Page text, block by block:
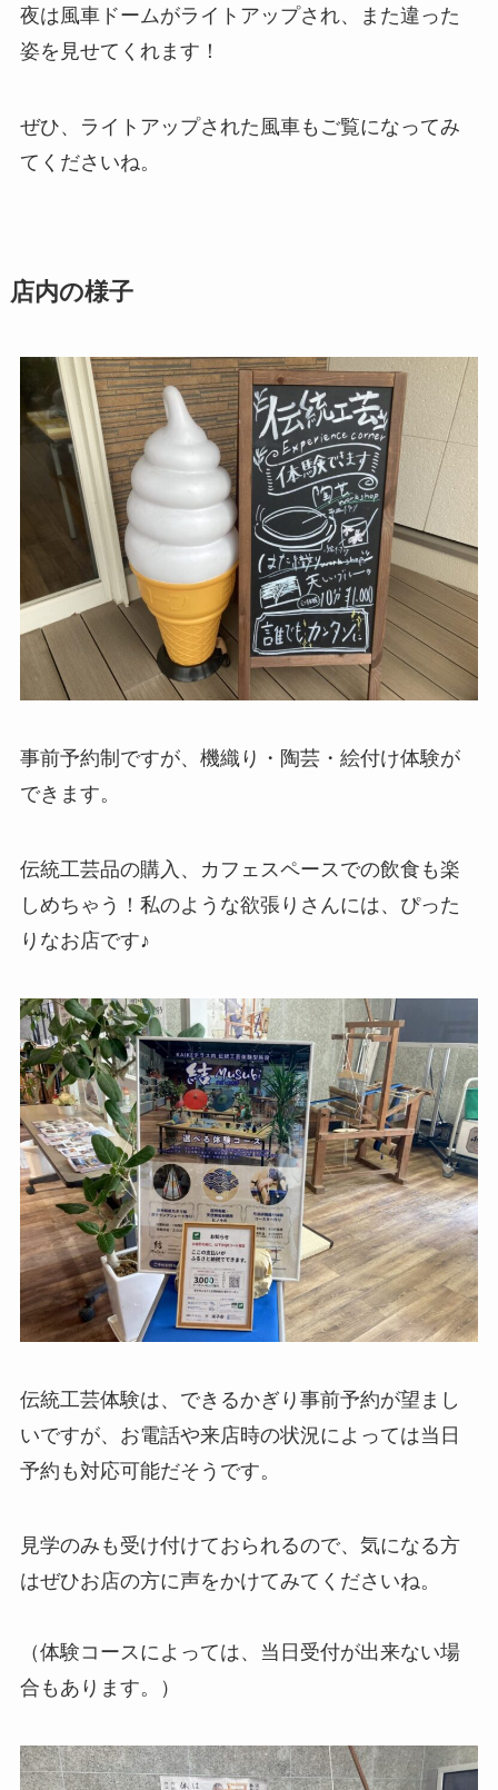
夜は風車ドームがライトアップされ、また違った
姿を見せてくれます！
ぜひ、ライトアップされた風車もご覧になってみ
てくださいね。
店内の様子
事前予約制ですが、機織り・陶芸・絵付け体験が
できます。
伝統工芸品の購入、カフェスペースでの飲食も楽
しめちゃう！私のような欲張りさんには、ぴった
りなお店です♪
伝統工芸体験は、できるかぎり事前予約が望まし
いですが、お電話や来店時の状況によっては当日
予約も対応可能だそうです。
見学のみも受け付けておられるので、気になる方
はぜひお店の方に声をかけてみてくださいね。
（体験コースによっては、当日受付が出来ない場
合もあります。）